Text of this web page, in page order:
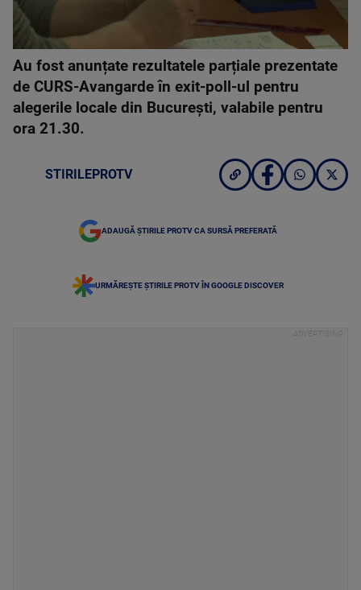
Au fost anunțate rezultatele parțiale prezentate
de CURS-Avangarde în exit-poll-ul pentru
alegerile locale din București, valabile pentru
ora 21.30.
STIRILEPROTV
ADAUGĂ ȘTIRILE PROTV CA SURSĂ PREFERATĂ
URMĂREȘTE ȘTIRILE PROTV ÎN GOOGLE DISCOVER